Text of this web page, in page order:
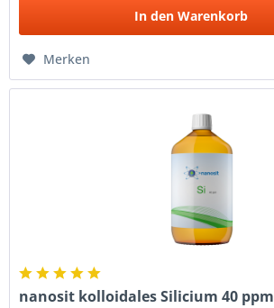
In den Warenkorb
Merken
nanosit kolloidales Silicium 40 ppm